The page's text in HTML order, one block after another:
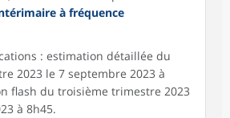
à fréquence
: estimation détaillée du
2023 le 7 septembre 2023 à
flash du troisième trimestre 2023
à 8h45.